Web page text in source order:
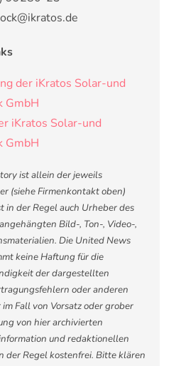
der iKratos Solar-und
GmbH
iKratos Solar-und
GmbH
ist allein der jeweils
(siehe Firmenkontakt oben)
in der Regel auch Urheber des
Bild-, Ton-, Video-,
Die United News
keine Haftung für die
der dargestellten
oder anderen
Fall von Vorsatz oder grober
von hier archivierten
und redaktionellen
der Regel kostenfrei. Bitte klären